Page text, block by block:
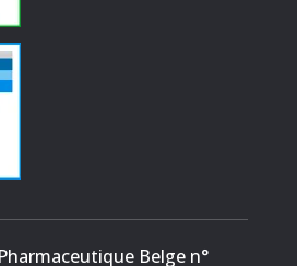
Belge n°